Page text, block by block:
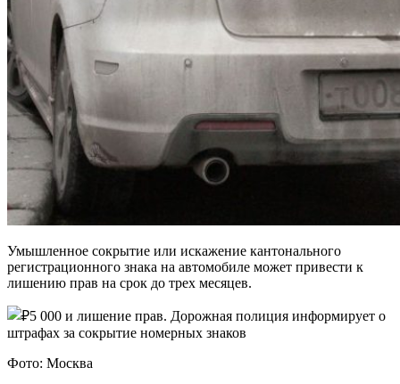
Умышленное сокрытие или искажение кантонального
регистрационного знака на автомобиле может привести к
лишению прав на срок до трех месяцев.
Фото: Москва